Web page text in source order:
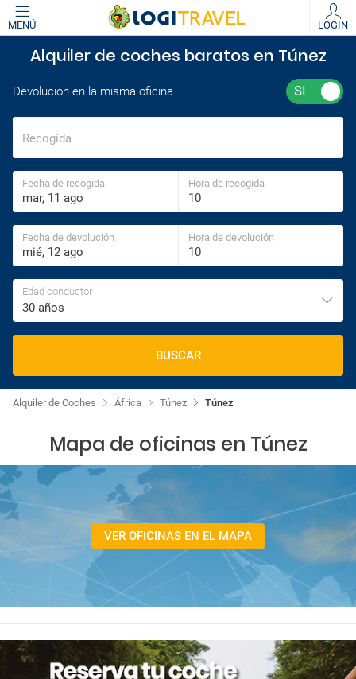
MENÚ LOGIN
Alquiler de coches baratos en Túnez
Devolución en la misma oficina
Recogida
Fecha de recogida Hora de recogida
Fecha de devolución Hora de devolución
Edad conductor
30 años
BUSCAR
Túnez
Túnez
África
Alquiler de Coches
Mapa de oficinas en Túnez
VER OFICINAS EN EL MAPA